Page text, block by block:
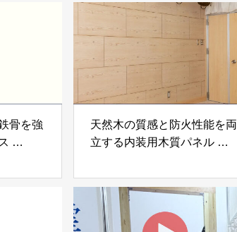
骨を強
天然木の質感と防火性能を両
立する内装用木質パネル
モクパネル）」 合同会社サ
ンパテック